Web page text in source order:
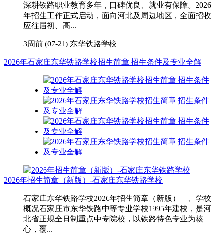
深耕铁路职业教育多年，口碑优良、就业有保障。2026
年招生工作正式启动，面向河北及周边地区，全面招收
应往届初、高...
3周前 (07-21) 东华铁路学校
2026年石家庄东华铁路学校招生简章 招生条件及专业全解
2026年招生简章（新版）-石家庄东华铁路学校
石家庄东华铁路学校2026年招生简章（新版）一、学校
概况石家庄市东华铁路中等专业学校1995年建校，是河
北省正规全日制重点中专院校，以铁路特色专业为核
心，覆...